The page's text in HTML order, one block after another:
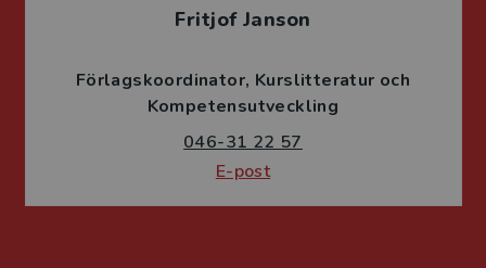
Fritjof Janson
Förlagskoordinator Kurslitteratur och
Kompetensutveckling
046-31 22 57
E-post